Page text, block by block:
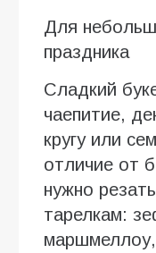
Для
праздника
Сладкий
чаепитие,
кругу или
отличие от
нужно
тарелкам: